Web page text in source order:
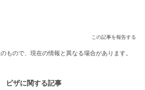
この記事を報告する
もので、現在の情報と異なる場合があります。
ピザに関する記事